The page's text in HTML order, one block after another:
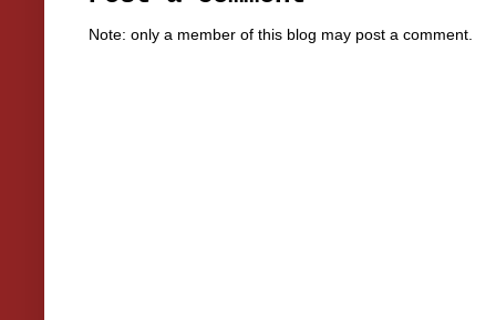
Note: only a member of this blog may post a comment.